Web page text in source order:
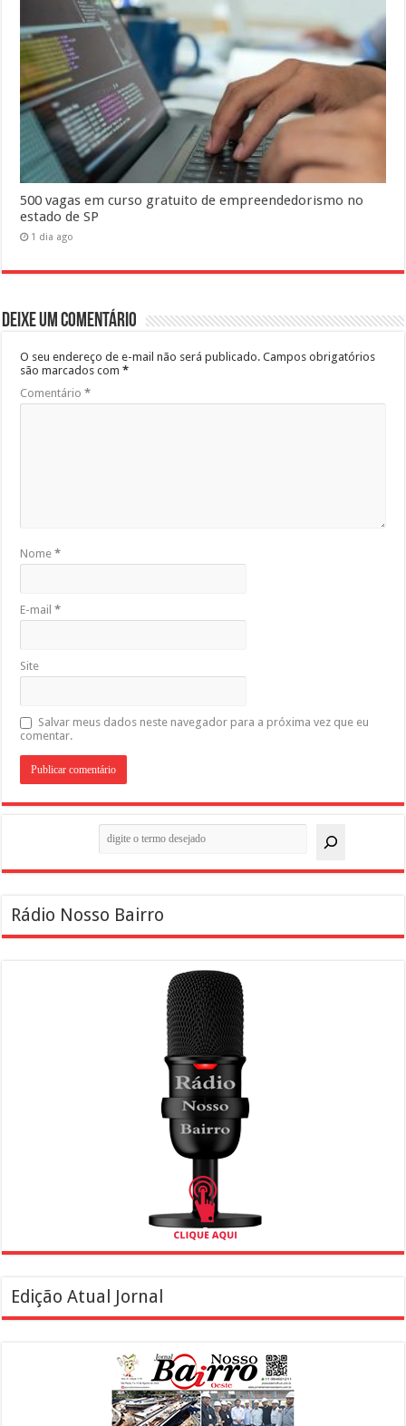
500 vagas em curso gratuito de empreendedorismo no
estado de SP
1 dia ago
Deixe um comentário
O seu endereço de e-mail não será publicado. Campos obrigatórios
são marcados com*
Comentário*
Nome*
E-mail*
Site
Salvar meus dados neste navegador para a próxima vez que eu
comentar.
Rádio Nosso Bairro
Edição Atual Jornal